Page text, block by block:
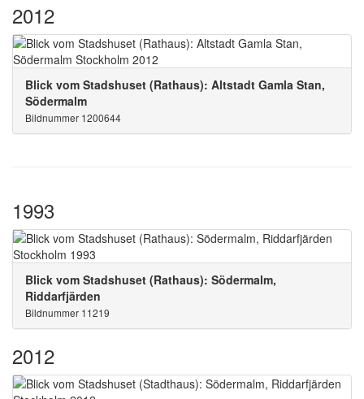
2012
Blick vom Stadshuset (Rathaus): Altstadt Gamla Stan,
Södermalm
Bildnummer 1200644
1993
Blick vom Stadshuset (Rathaus): Södermalm,
Riddarfjärden
Bildnummer 11219
2012